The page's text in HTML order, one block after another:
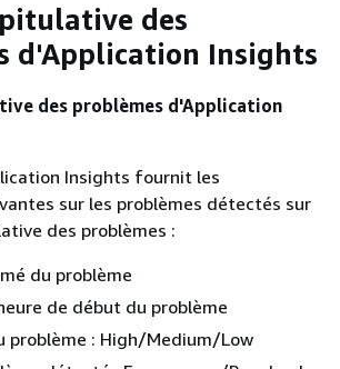
des
d'Application Insights
des problèmes d'Application
Insights fournit les
sur les problèmes détectés sur
des problèmes :
du problème
de début du problème
problème : High/Medium/Low